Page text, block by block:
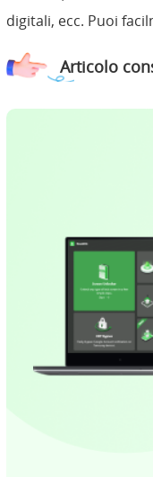
digitali, ecc. Puoi
Articolo